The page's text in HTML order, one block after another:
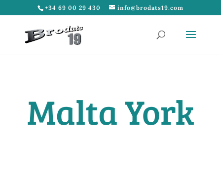
+34 69 00 29 430 info@brodats19.com
Malta York